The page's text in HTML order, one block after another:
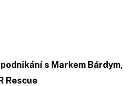
s Markem Bárdym,
Rescue